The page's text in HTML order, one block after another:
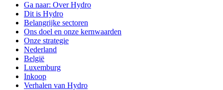
Ga naar: Over Hydro
Dit is Hydro
Belangrijke sectoren
Ons doel en onze kernwaarden
Onze strategie
Nederland
België
Luxemburg
Inkoop
Verhalen van Hydro